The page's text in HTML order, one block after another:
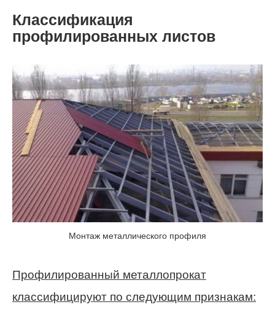
Классификация
профилированных листов
Монтаж металлического профиля
Профилированный металлопрокат
классифицируют по следующим признакам: